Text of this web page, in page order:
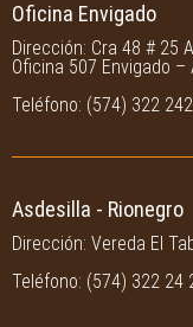
Oficina Envigado
Dirección: Cra 48 # 25
Oficina 507 Envigado –
Teléfono: (574) 322
Asdesilla - Rionegro
Dirección: Vereda El
Teléfono: (574) 322 24